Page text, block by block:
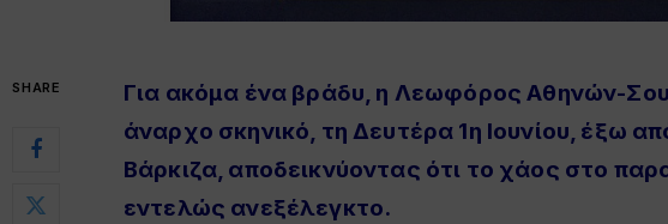
SHARE
Για ακόμα ένα βράδυ, η Λεωφόρος Αθηνών-
άναρχο σκηνικό, τη Δευτέρα 1η Ιουνίου, έξω
Βάρκιζα, αποδεικνύοντας ότι το χάος στο
εντελώς ανεξέλεγκτο.